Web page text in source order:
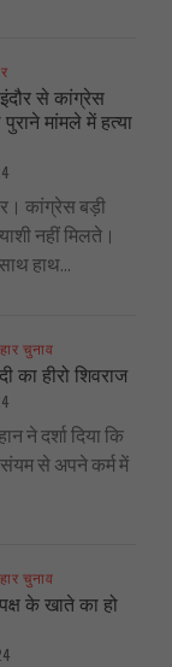
से कांग्रेस
मांमले में हत्या
कांग्रेस बड़ी
नहीं मिलते।
हाथ...
चुनाव
का हीरो शिवराज
ने दर्शा दिया कि
से अपने कर्म में
चुनाव
के खाते का हो